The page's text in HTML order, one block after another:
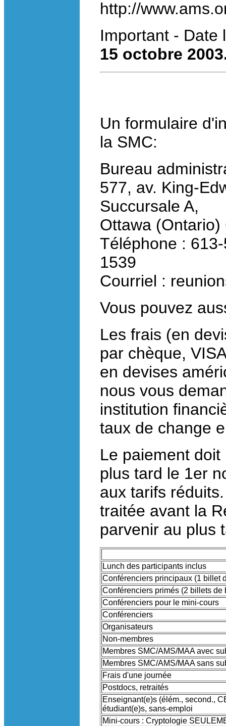
http://
Important - Date
15 octobre
Un formulaire
la SMC:
Bureau
577, av. King-
Succursale A,
Ottawa (Ontario)
Téléphone :
1539
Courriel :
Vous pouvez
Les frais (en
par chèque,
en devises
nous vous
institution
taux de change
Le paiement doit
plus tard le 1er
aux tarifs
traitée avant la
parvenir au plus
Lunch des participants inclus
Conférenciers principaux (1 billet
Conférenciers primés (2 billets de
Conférenciers pour le mini-cours
Conférenciers
Organisateurs
Non-membres
Membres SMC/AMS/MAA avec
Membres SMC/AMS/MAA sans
Frais d'une journée
Postdocs, retraités
Enseignant(e)s (élém., second.,
étudiant(e)s, sans-emploi
Mini-cours : Cryptologie